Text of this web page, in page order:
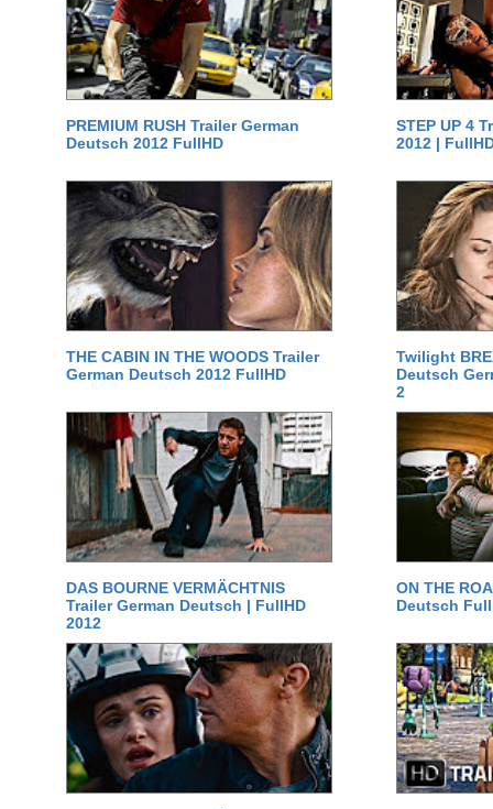
PREMIUM RUSH Trailer German
Deutsch 2012 FullHD
STEP UP 4
2012 |
THE CABIN IN THE WOODS Trailer
German Deutsch 2012 FullHD
Twilight
Deutsch
2
DAS BOURNE VERMÄCHTNIS
Trailer German Deutsch | FullHD
2012
ON THE
Deutsch